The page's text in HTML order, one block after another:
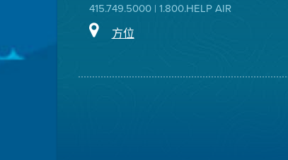
415.749.5000 | 1.800.HELP AIR
方位